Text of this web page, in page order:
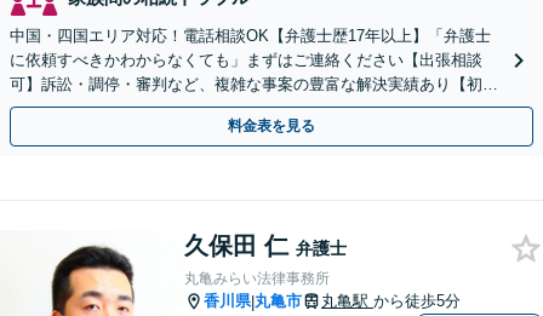
中国・四国エリア対応！電話相談OK【弁護士歴17年以上】「弁護士
に依頼すべきかわからなくても」まずはご連絡ください【出張相談
可】訴訟・調停・審判など、複雑な事案の豊富な解決実績あり【初回
相談無料】初回面談のみで解決できるケースもあります
料金表を見る
久保田 仁 弁護士
丸亀みらい法律事務所
香川県|丸亀市 丸亀駅 から徒歩5分